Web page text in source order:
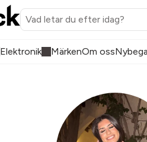
Elektronik MärkenOm oss